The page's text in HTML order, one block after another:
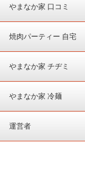
やまなか家 口コミ
焼肉パーティー 自宅
やまなか家 チヂミ
やまなか家 冷麺
運営者